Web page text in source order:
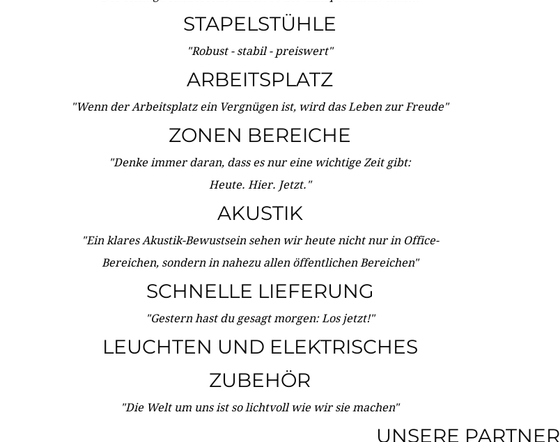
STAPELSTÜHLE
"Robust - stabil - preiswert"
ARBEITSPLATZ
"Wenn der Arbeitsplatz ein Vergnügen ist, wird das Leben zur Freude"
ZONEN BEREICHE
"Denke immer daran, dass es nur eine wichtige Zeit gibt:
Heute. Hier. Jetzt."
AKUSTIK
"Ein klares Akustik-Bewustsein sehen wir heute nicht nur in Office-
Bereichen, sondern in nahezu allen öffentlichen Bereichen"
SCHNELLE LIEFERUNG
"Gestern hast du gesagt morgen: Los jetzt!"
LEUCHTEN UND ELEKTRISCHES
ZUBEHÖR
"Die Welt um uns ist so lichtvoll wie wir sie machen"
UNSERE PARTNER